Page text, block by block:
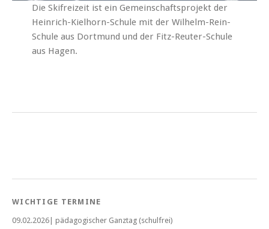
Die Skifreizeit ist ein Gemeinschaftsprojekt der
Heinrich-Kielhorn-Schule mit der Wilhelm-Rein-
Schule aus Dortmund und der Fitz-Reuter-Schule
aus Hagen.
WICHTIGE TERMINE
09.02.2026| pädagogischer Ganztag (schulfrei)